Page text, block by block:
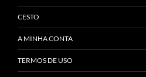
CESTO
A MINHA CONTA
TERMOS DE USO